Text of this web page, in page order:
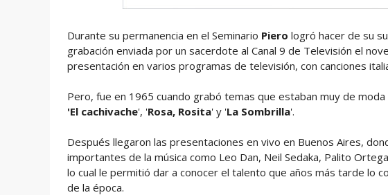
Durante su permanencia en el Seminario Piero logró hacer de su
grabación enviada por un sacerdote al Canal 9 de Televisión el
presentación en varios programas de televisión, con canciones
Pero, fue en 1965 cuando grabó temas que estaban muy de
'El cachivache', 'Rosa, Rosita' y 'La Sombrilla'.
Después llegaron las presentaciones en vivo en Buenos Aires,
importantes de la música como Leo Dan, Neil Sedaka, Palito
lo cual le permitió dar a conocer el talento que años más tarde lo
de la época.